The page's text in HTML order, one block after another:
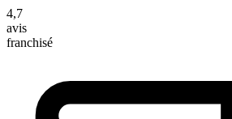
4,7
avis
franchisé